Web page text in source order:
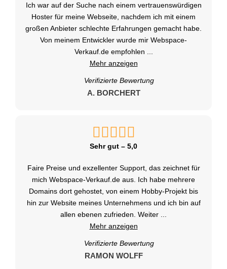
Ich war auf der Suche nach einem vertrauenswürdigen
Hoster für meine Webseite, nachdem ich mit einem
großen Anbieter schlechte Erfahrungen gemacht habe.
Von meinem Entwickler wurde mir Webspace-
Verkauf.de empfohlen ...
Mehr anzeigen
Verifizierte Bewertung
A. BORCHERT
Sehr gut – 5,0
Faire Preise und exzellenter Support, das zeichnet für
mich Webspace-Verkauf.de aus. Ich habe mehrere
Domains dort gehostet, von einem Hobby-Projekt bis
hin zur Website meines Unternehmens und ich bin auf
allen ebenen zufrieden. Weiter ...
Mehr anzeigen
Verifizierte Bewertung
RAMON WOLFF